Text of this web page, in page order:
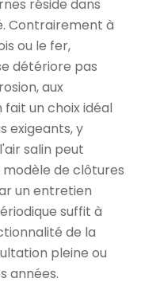
réside dans
Contrairement à
ou le fer,
détériore pas
aux
fait un choix idéal
exigeants, y
salin peut
de clôtures
un entretien
suffit à
de la
pleine ou
années.